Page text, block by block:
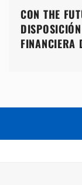
CON THE
FINANCIERA